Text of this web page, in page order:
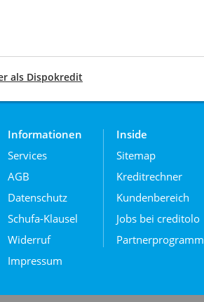
als Dispokredit
Informationen
Services
AGB
Datenschutz
Schufa-Klausel
Widerruf
Impressum
Inside
Sitemap
Kreditrechner
Kundenbereich
Jobs bei creditolo
Partnerprogramm